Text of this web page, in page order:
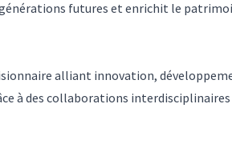
futures et enrichit le
alliant innovation,
à des collaborations